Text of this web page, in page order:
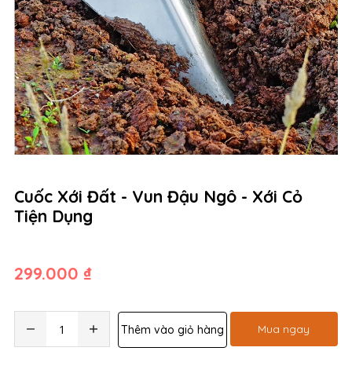
Cuốc Xới Đất - Vun Đậu Ngô - Xới Cỏ
Tiện Dụng
299.000 ₫
Thêm vào giỏ hàng Mua ngay